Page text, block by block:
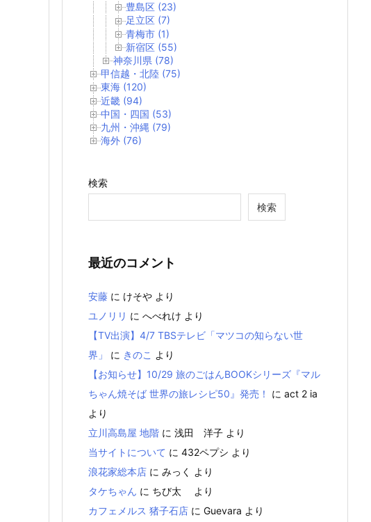
豊島区 (23)
足立区 (7)
青梅市 (1)
新宿区 (55)
神奈川県 (78)
甲信越・北陸 (75)
東海 (120)
近畿 (94)
中国・四国 (53)
九州・沖縄 (79)
海外 (76)
検索
検索
最近のコメント
安藤 に けそや より
ユノリリ に へべれけ より
【TV出演】4/7 TBSテレビ「マツコの知らない世
界」
に きのこ より
【お知らせ】10/29 旅のごはんBOOKシリーズ『マル
ちゃん焼そば 世界の旅レシピ50』発売！
に act 2 ia
より
立川高島屋 地階 に 浅田 洋子 より
当サイトについて に 432ペプシ より
浪花家総本店 に みっく
より
タケちゃん に ちび太
より
カフェメルス 猪子石店 に Guevara より